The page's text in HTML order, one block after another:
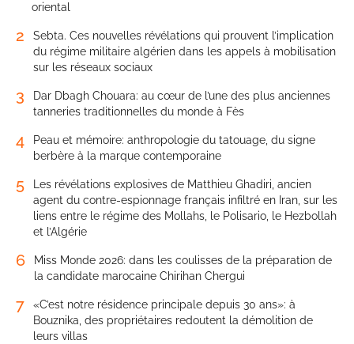
oriental
2
Sebta. Ces nouvelles révélations qui prouvent l’implication
du régime militaire algérien dans les appels à mobilisation
sur les réseaux sociaux
3
Dar Dbagh Chouara: au cœur de l’une des plus anciennes
tanneries traditionnelles du monde à Fès
4
Peau et mémoire: anthropologie du tatouage, du signe
berbère à la marque contemporaine
5
Les révélations explosives de Matthieu Ghadiri, ancien
agent du contre-espionnage français infiltré en Iran, sur les
liens entre le régime des Mollahs, le Polisario, le Hezbollah
et l’Algérie
6
Miss Monde 2026: dans les coulisses de la préparation de
la candidate marocaine Chirihan Chergui
7
«C’est notre résidence principale depuis 30 ans»: à
Bouznika, des propriétaires redoutent la démolition de
leurs villas